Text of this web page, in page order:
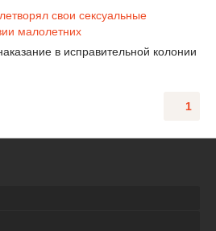
в исправительной колонии
1